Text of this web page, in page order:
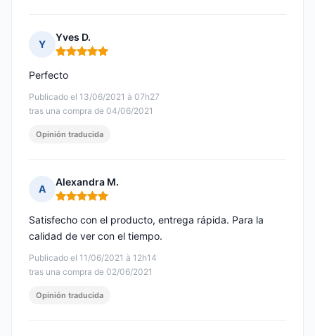
Y
Yves D.
Nota: 5 de 5
Publicado el 13/06/2021 à 07h27
tras una compra de 04/06/2021
Perfecto
Opinión traducida
A
Alexandra M.
Nota: 5 de 5
Publicado el 11/06/2021 à 12h14
tras una compra de 02/06/2021
Satisfecho con el producto, entrega rápida. Para la
calidad de ver con el tiempo.
Opinión traducida